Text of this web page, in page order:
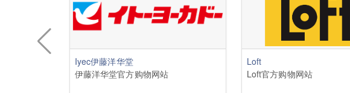
Iyec伊藤洋华堂
伊藤洋华堂官方购物网站
Loft
Loft官方购物网站